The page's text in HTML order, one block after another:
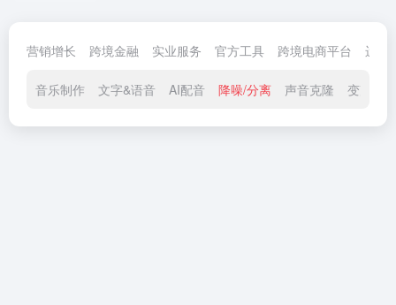
营销增长 跨境金融 实业服务 官方工具 跨境电商平台 运营
音乐制作 文字&语音 AI配音 降噪/分离 声音克隆 变声器